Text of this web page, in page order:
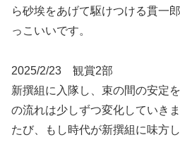
ら砂埃をあげて駆けつける貫一
っこいいです。
2025/2/23 観賞2部
新撰組に入隊し、束の間の安定
の流れは少しずつ変化していき
たび、もし時代が新撰組に味方